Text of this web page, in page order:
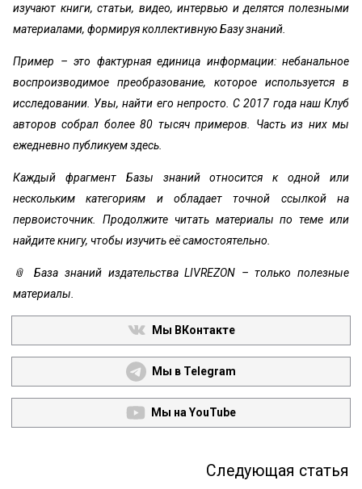
изучают книги, статьи, видео, интервью и делятся полезными
материалами, формируя коллективную Базу знаний.
Пример – это фактурная единица информации: небанальное
воспроизводимое преобразование, которое используется в
исследовании. Увы, найти его непросто. С 2017 года наш Клуб
авторов собрал более 80 тысяч примеров. Часть из них мы
ежедневно публикуем здесь.
Каждый фрагмент Базы знаний относится к одной или
нескольким категориям и обладает точной ссылкой на
первоисточник. Продолжите читать материалы по теме или
найдите книгу, чтобы изучить её самостоятельно.
📎 База знаний издательства LIVREZON – только полезные
материалы.
Мы ВКонтакте
Мы в Telegram
Мы на YouTube
Следующая статья